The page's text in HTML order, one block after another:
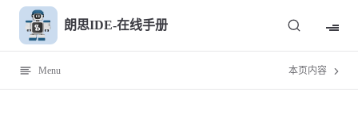
Skip to content朗思IDE-在线手册
Menu 本页内容